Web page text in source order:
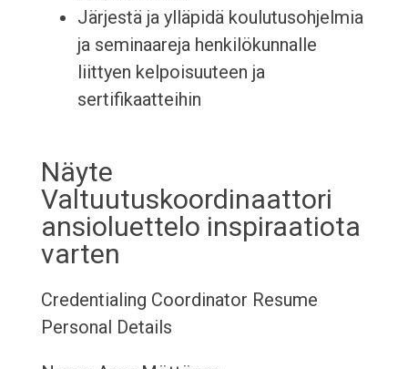
Järjestä ja ylläpidä koulutusohjelmia
ja seminaareja henkilökunnalle
liittyen kelpoisuuteen ja
sertifikaatteihin
Näyte
Valtuutuskoordinaattori
ansioluettelo inspiraatiota
varten
Credentialing Coordinator Resume
Personal Details